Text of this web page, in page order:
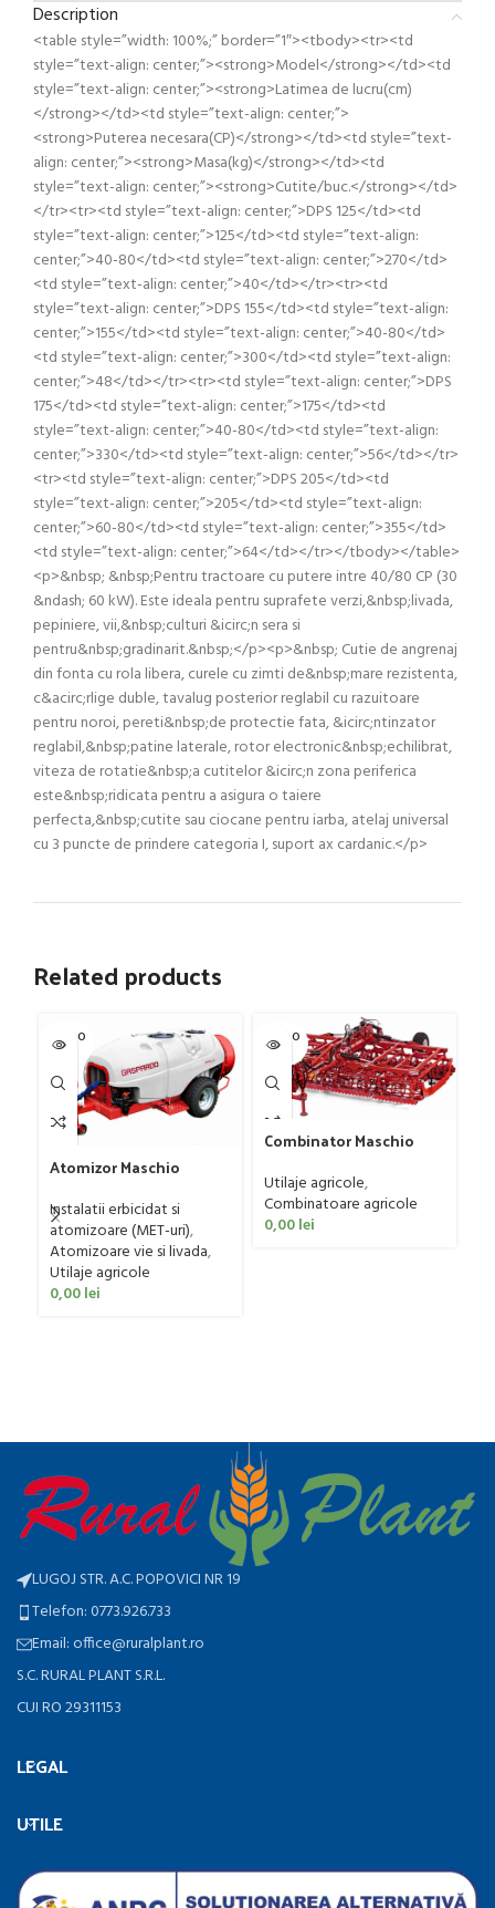
Description
<table style=”width: 100%;” border=”1″><tbody><tr><td
style=”text-align: center;”><strong>Model</strong></td><td
style=”text-align: center;”><strong>Latimea de lucru(cm)
</strong></td><td style=”text-align: center;”>
<strong>Puterea necesara(CP)</strong></td><td style=”text-
align: center;”><strong>Masa(kg)</strong></td><td
style=”text-align: center;”><strong>Cutite/buc.</strong></td>
</tr><tr><td style=”text-align: center;”>DPS 125</td><td
style=”text-align: center;”>125</td><td style=”text-align:
center;”>40-80</td><td style=”text-align: center;”>270</td>
<td style=”text-align: center;”>40</td></tr><tr><td
style=”text-align: center;”>DPS 155</td><td style=”text-align:
center;”>155</td><td style=”text-align: center;”>40-80</td>
<td style=”text-align: center;”>300</td><td style=”text-align:
center;”>48</td></tr><tr><td style=”text-align: center;”>DPS
175</td><td style=”text-align: center;”>175</td><td
style=”text-align: center;”>40-80</td><td style=”text-align:
center;”>330</td><td style=”text-align: center;”>56</td></tr>
<tr><td style=”text-align: center;”>DPS 205</td><td
style=”text-align: center;”>205</td><td style=”text-align:
center;”>60-80</td><td style=”text-align: center;”>355</td>
<td style=”text-align: center;”>64</td></tr></tbody></table>
<p>&nbsp; &nbsp;Pentru tractoare cu putere intre 40/80 CP (30
&ndash; 60 kW). Este ideala pentru suprafete verzi,&nbsp;livada,
pepiniere, vii,&nbsp;culturi &icirc;n sera si
pentru&nbsp;gradinarit.&nbsp;</p><p>&nbsp; Cutie de angrenaj
din fonta cu rola libera, curele cu zimti de&nbsp;mare rezistenta,
c&acirc;rlige duble, tavalug posterior reglabil cu razuitoare
pentru noroi, pereti&nbsp;de protectie fata, &icirc;ntinzator
reglabil,&nbsp;patine laterale, rotor electronic&nbsp;echilibrat,
viteza de rotatie&nbsp;a cutitelor &icirc;n zona periferica
este&nbsp;ridicata pentru a asigura o taiere
perfecta,&nbsp;cutite sau ciocane pentru iarba, atelaj universal
cu 3 puncte de prindere categoria I, suport ax cardanic.</p>
Related products
SOLD O
UT
Atomizor Maschio
Avant 1000/800/121 E
Instalatii erbicidat si
atomizoare (MET-uri),
Atomizoare vie si livada,
Utilaje agricole
0,00lei
SOLD O
UT
Combinator Maschio
Sandokan, 120-190 CP
Utilaje agricole,
Combinatoare agricole
0,00lei
LUGOJ STR. A.C. POPOVICI NR 19
Telefon: 0773.926.733
Email: office@ruralplant.ro
S.C. RURAL PLANT S.R.L.
CUI RO 29311153
LEGAL
UTILE